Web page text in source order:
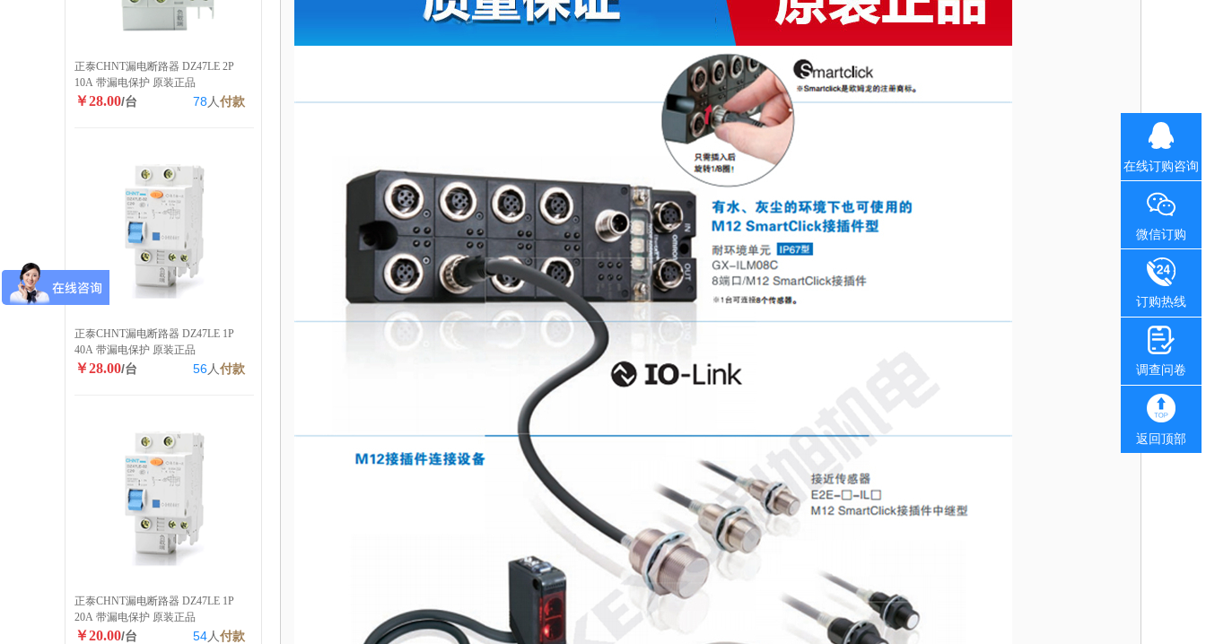
正泰CHNT漏电断路器 DZ47LE 2P
10A 带漏电保护 原装正品
￥28.00/台 78 人付款
正泰CHNT漏电断路器 DZ47LE 1P
40A 带漏电保护 原装正品
￥28.00/台 56人付款
正泰CHNT漏电断路器 DZ47LE 1P
20A 带漏电保护 原装正品
￥20.00/台 54人付款
在线订购咨询
微信订购
订购热线
调查问卷
返回顶部